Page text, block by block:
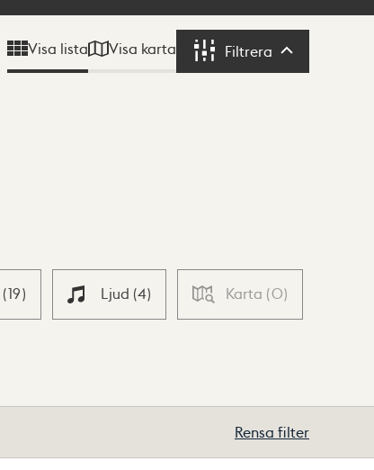
Visa lista Visa karta Filtrera Filtrera
(19) Ljud (4) Karta (0)
Rensa filter